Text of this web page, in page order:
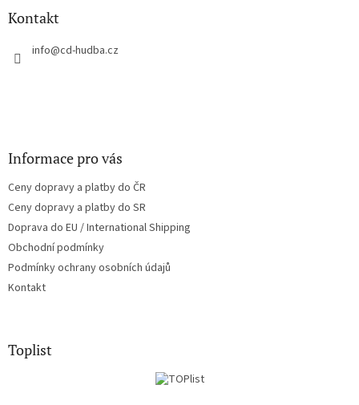
Kontakt
info@cd-hudba.cz
Informace pro vás
Ceny dopravy a platby do ČR
Ceny dopravy a platby do SR
Doprava do EU / International Shipping
Obchodní podmínky
Podmínky ochrany osobních údajů
Kontakt
Toplist